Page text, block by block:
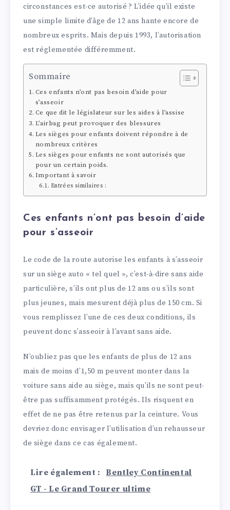
circonstances est-ce autorisé ? L’idée qu’il existe
une simple limite d’âge de 12 ans hante encore de
nombreux esprits. Mais depuis 1993, l’autorisation
est réglementée différemment.
Sommaire
Ces enfants n’ont pas besoin d’aide pour
s’asseoir
Ce que dit le législateur sur les aides à l’assise
L’airbag peut provoquer des blessures
Les sièges pour enfants doivent répondre à de
nombreux critères
Les sièges pour enfants ne sont autorisés que
pour un certain poids.
Important à savoir
Entrées similaires :
Ces enfants n’ont pas besoin d’aide
pour s’asseoir
Le code de la route autorise les enfants à s’asseoir
sur un siège auto « tel quel », c’est-à-dire sans aide
particulière, s’ils ont plus de 12 ans ou s’ils sont
plus jeunes, mais mesurent déjà plus de 150 cm. Si
vous remplissez l’une de ces deux conditions, ils
peuvent donc s’asseoir à l’avant sans aide.
N’oubliez pas que les enfants de plus de 12 ans
mais de moins d’1,50 m peuvent monter dans la
voiture sans aide au siège, mais qu’ils ne sont peut-
être pas suffisamment protégés. Ils risquent en
effet de ne pas être retenus par la ceinture. Vous
devriez donc envisager l’utilisation d’un rehausseur
de siège dans ce cas également.
Lire également :
Bentley Continental
GT - Le Grand Tourer ultime